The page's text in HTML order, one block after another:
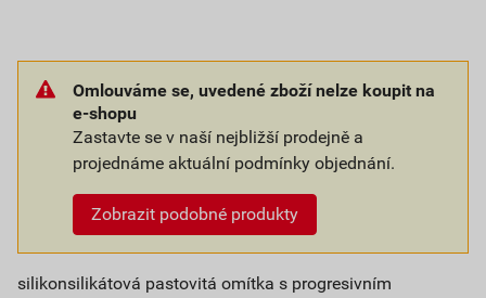
Omlouváme se, uvedené zboží nelze koupit na
e-shopu
Zastavte se v naší nejbližší prodejně a
projednáme aktuální podmínky objednání.
Zobrazit podobné produkty
silikonsilikátová pastovitá omítka s progresivním